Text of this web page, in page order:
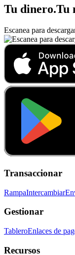
Tu dinero.Tu
Escanea para
Transaccionar
RampaIntercambiar
Gestionar
TableroEnlaces de
Recursos